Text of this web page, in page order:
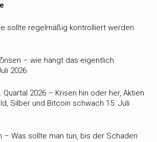
sollte regelmäßig kontrolliert werden
– wie hängt das eigentlich
2026
Quartal 2026 – Krisen hin oder her, Aktien
Silber und Bitcoin schwach 15. Juli
– Was sollte man tun, bis der Schaden